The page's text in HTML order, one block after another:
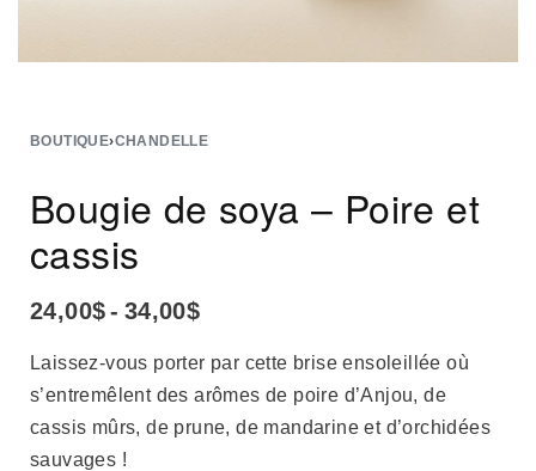
BOUTIQUE›CHANDELLE
Bougie de soya – Poire et
cassis
24,00$ 34,00$
Laissez-vous porter par cette brise ensoleillée où
s’entremêlent des arômes de poire d’Anjou, de
cassis mûrs, de prune, de mandarine et d’orchidées
sauvages !